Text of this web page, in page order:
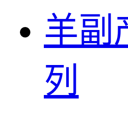
羊副
列